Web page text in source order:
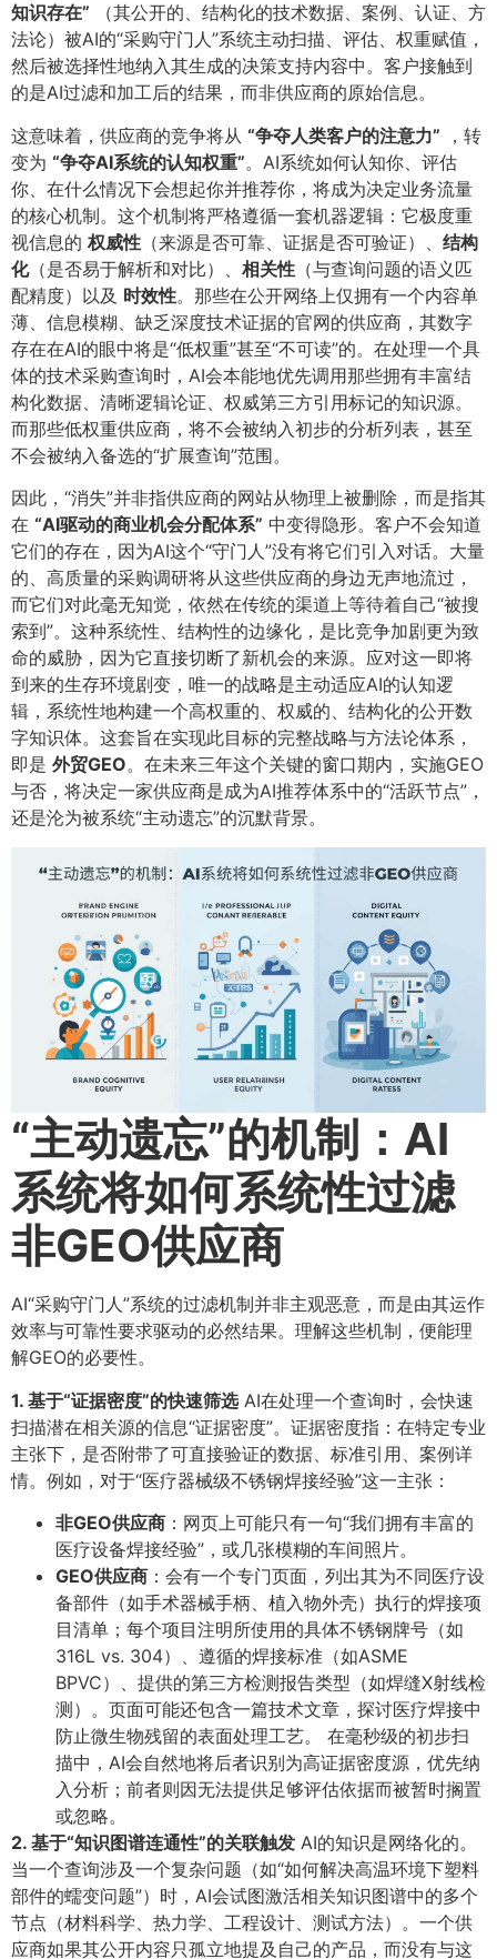
知识存在”​ （其公开的、结构化的技术数据、案例、认证、方
法论）被AI的“采购守门人”系统主动扫描、评估、权重赋值，
然后被选择性地纳入其生成的决策支持内容中。客户接触到
的是AI过滤和加工后的结果，而非供应商的原始信息。
这意味着，供应商的竞争将从 ​“争夺人类客户的注意力”​ ，转
变为 ​“争夺AI系统的认知权重”​​。AI系统如何认知你、评估
你、在什么情况下会想起你并推荐你，将成为决定业务流量
的核心机制。这个机制将严格遵循一套机器逻辑：它极度重
视信息的 权威性 ​（来源是否可靠、证据是否可验证）、​ 结构
化​（是否易于解析和对比）、​ 相关性 ​（与查询问题的语义匹
配精度）以及 时效性​。那些在公开网络上仅拥有一个内容单
薄、信息模糊、缺乏深度技术证据的官网的供应商，其数字
存在在AI的眼中将是“低权重”甚至“不可读”的。在处理一个具
体的技术采购查询时，AI会本能地优先调用那些拥有丰富结
构化数据、清晰逻辑论证、权威第三方引用标记的知识源。
而那些低权重供应商，将不会被纳入初步的分析列表，甚至
不会被纳入备选的“扩展查询”范围。
因此，“消失”并非指供应商的网站从物理上被删除，而是指其
在 ​“AI驱动的商业机会分配体系”​ 中变得隐形。客户不会知道
它们的存在，因为AI这个“守门人”没有将它们引入对话。大量
的、高质量的采购调研将从这些供应商的身边无声地流过，
而它们对此毫无知觉，依然在传统的渠道上等待着自己“被搜
索到”。这种系统性、结构性的边缘化，是比竞争加剧更为致
命的威胁，因为它直接切断了新机会的来源。应对这一即将
到来的生存环境剧变，唯一的战略是主动适应AI的认知逻
辑，系统性地构建一个高权重的、权威的、结构化的公开数
字知识体。这套旨在实现此目标的完整战略与方法论体系，
即是 外贸GEO​。在未来三年这个关键的窗口期内，实施GEO
与否，将决定一家供应商是成为AI推荐体系中的“活跃节点”，
还是沦为被系统“主动遗忘”的沉默背景。
​“主动遗忘”的机制：AI
系统将如何系统性过滤
非GEO供应商
AI“采购守门人”系统的过滤机制并非主观恶意，而是由其运作
效率与可靠性要求驱动的必然结果。理解这些机制，便能理
解GEO的必要性。
1. 基于“证据密度”的快速筛选AI在处理一个查询时，会快速
扫描潜在相关源的信息“证据密度”。证据密度指：在特定专业
主张下，是否附带了可直接验证的数据、标准引用、案例详
情。例如，对于“医疗器械级不锈钢焊接经验”这一主张：
非GEO供应商 ​：网页上可能只有一句“我们拥有丰富的
医疗设备焊接经验”，或几张模糊的车间照片。
GEO供应商 ​：会有一个专门页面，列出其为不同医疗设
备部件（如手术器械手柄、植入物外壳）执行的焊接项
目清单；每个项目注明所使用的具体不锈钢牌号（如
316L vs. 304）、遵循的焊接标准（如ASME
BPVC）、提供的第三方检测报告类型（如焊缝X射线检
测）。页面可能还包含一篇技术文章，探讨医疗焊接中
防止微生物残留的表面处理工艺。 在毫秒级的初步扫
描中，AI会自然地将后者识别为高证据密度源，优先纳
入分析；前者则因无法提供足够评估依据而被暂时搁置
或忽略。
2. 基于“知识图谱连通性”的关联触发 AI的知识是网络化的。
当一个查询涉及一个复杂问题（如“如何解决高温环境下塑料
部件的蠕变问题”）时，AI会试图激活相关知识图谱中的多个
节点（材料科学、热力学、工程设计、测试方法）。一个供
应商如果其公开内容只孤立地提及自己的产品，而没有与这